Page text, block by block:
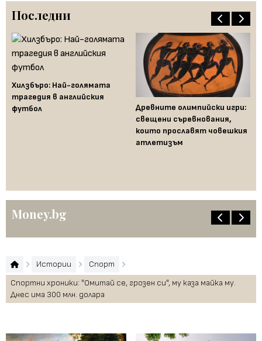
Последни
Хилзбъро: Най-голямата
трагедия в английския
футбол
Древните олимпийски игри:
свещени съревнования,
които прославят човешкия
атлетизъм
Money.bg
Истории
Спорт
Спортни хроники: "Омитай се, грозен си", му каза майка му.
Днес има 300 млн. долара